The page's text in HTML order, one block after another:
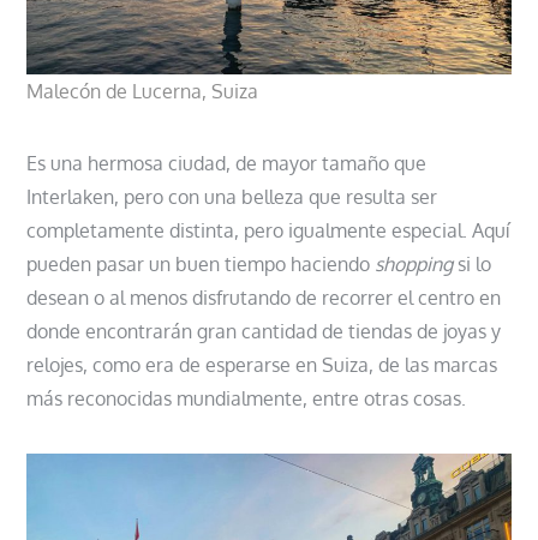
Malecón de Lucerna, Suiza
Es una hermosa ciudad, de mayor tamaño que
Interlaken, pero con una belleza que resulta ser
completamente distinta, pero igualmente especial. Aquí
pueden pasar un buen tiempo haciendo shoppingsi lo
desean o al menos disfrutando de recorrer el centro en
donde encontrarán gran cantidad de tiendas de joyas y
relojes, como era de esperarse en Suiza, de las marcas
más reconocidas mundialmente, entre otras cosas.